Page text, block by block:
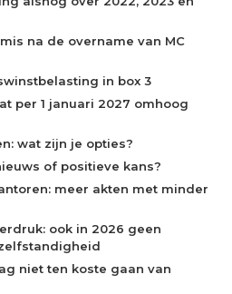
na de overname van MC
in box 3
per 1 januari 2027 omhoog
wat zijn je opties?
of positieve kans?
meer akten met minder
ook in 2026 geen
niet ten koste gaan van